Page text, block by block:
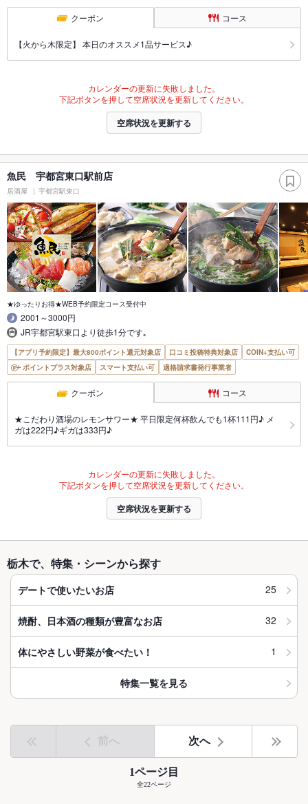
クーポン コース
【火から木限定】 本日のオススメ1品サービス♪
カレンダーの更新に失敗しました。
下記ボタンを押して空席状況を更新してください。
空席状況を更新する
魚民 宇都宮東口駅前店
居酒屋 宇都宮駅東口
★ゆったりお得★WEB予約限定コース受付中
2001～3000円
JR宇都宮駅東口より徒歩1分です｡
【アプリ予約限定】最大800ポイント還元対象店 口コミ投稿特典対象店
COIN+支払い可
ポイントプラス対象店
スマート支払い可 適格請求書発行事業者
クーポン コース
★こだわり酒場のレモンサワー★ 平日限定何杯飲んでも1杯111円♪ メ
ガは222円♪ギガは333円♪
カレンダーの更新に失敗しました。
下記ボタンを押して空席状況を更新してください。
空席状況を更新する
栃木で、特集・シーンから探す
デートで使いたいお店 25
焼酎、日本酒の種類が豊富なお店 32
体にやさしい野菜が食べたい！ 1
特集一覧を見る
前へ 次へ
1ページ目
全22ページ